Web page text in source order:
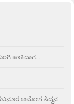
ಹಾಕಿದಾಗ…
ಅಮೋಗ ಸಿದ್ದನ